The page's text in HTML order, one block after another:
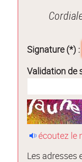
Signature (*) :
Validation de
écoutez le
Les adresses